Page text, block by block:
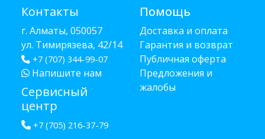
Контакты
г. Алматы, 050057
ул. Тимирязева, 42/14
+7 (707) 344-99-07
Напишите нам
Сервисный
центр
+7 (705) 216-37-79
Помощь
Доставка и оплата
Гарантия и возврат
Публичная оферта
Предложения и
жалобы